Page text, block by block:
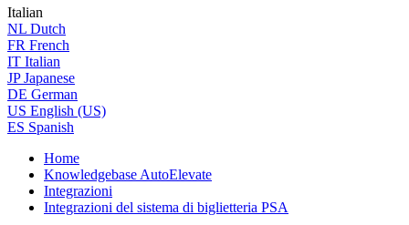
Italian
NL Dutch
FR French
IT Italian
JP Japanese
DE German
US English (US)
ES Spanish
Home
Knowledgebase AutoElevate
Integrazioni
Integrazioni del sistema di biglietteria PSA